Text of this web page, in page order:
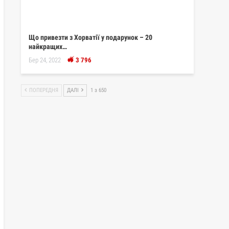
Що привезти з Хорватії у подарунок – 20
найкращих…
Бер 24, 2022 3 796
ПОПЕРЕДНЯ ДАЛІ 1 з 650